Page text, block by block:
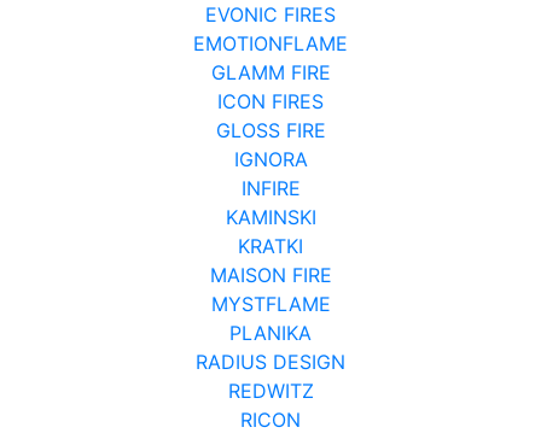
EVONIC FIRES
EMOTIONFLAME
GLAMM FIRE
ICON FIRES
GLOSS FIRE
IGNORA
INFIRE
KAMINSKI
KRATKI
MAISON FIRE
MYSTFLAME
PLANIKA
RADIUS DESIGN
REDWITZ
RICON